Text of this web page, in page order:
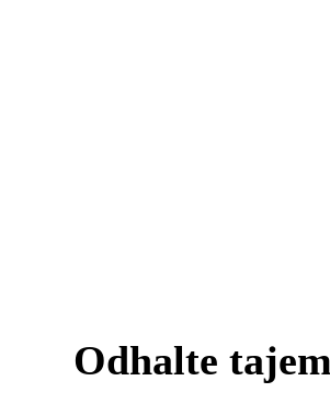
Odhalte